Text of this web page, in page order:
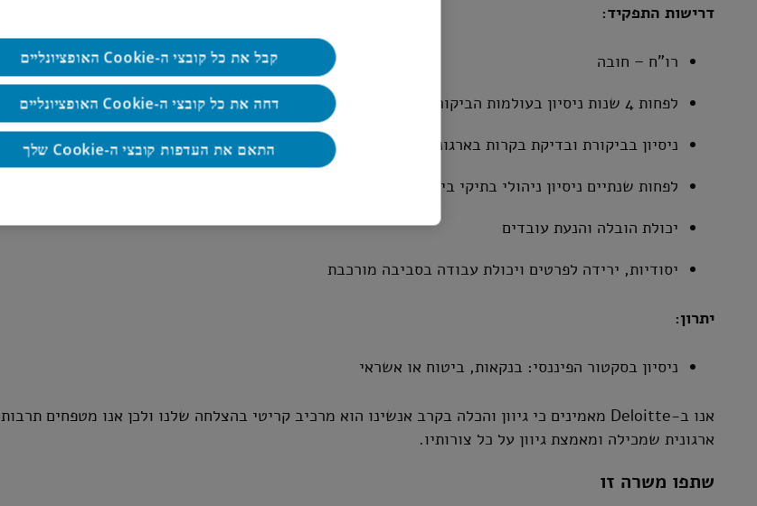
דרישות התפקיד:
רו"ח – חובה
לפחות 4 שנות ניסיון בעולמות הביקורת ו-SOX / ISOX
ניסיון בביקורת ובדיקת בקרות בארגונים פיננסיים, בדגש על בנקים – חובה
לפחות שנתיים ניסיון ניהולי בתיקי ביקורת / בקרה פנימית
יכולת הובלה והנעת עובדים
יסודיות, ירידה לפרטים ויכולת עבודה בסביבה מורכבת
יתרון:
ניסיון בסקטור הפיננסי: בנקאות, ביטוח או אשראי
אנו ב-Deloitte מאמינים כי גיוון והכלה בקרב אנשינו הוא מרכיב קריטי בהצלחה שלנו ולכן אנו מטפחים תרבות
ארגונית שמכילה ומאמצת גיוון על כל צורותיו.
שתפו משרה זו
קבל את כל קובצי ה-Cookie האופציונליים
דחה את כל קובצי ה-Cookie האופציונליים
התאם את העדפות קובצי ה-Cookie שלך